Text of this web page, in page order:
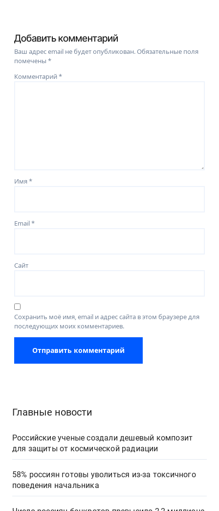
Добавить комментарий
Ваш адрес email не будет опубликован.Обязательные поля
помечены*
Комментарий*
Имя*
Email*
Сайт
Сохранить моё имя, email и адрес сайта в этом браузере для
последующих моих комментариев.
Главные новости
Российские ученые создали дешевый композит
для защиты от космической радиации
58% россиян готовы уволиться из-за токсичного
поведения начальника